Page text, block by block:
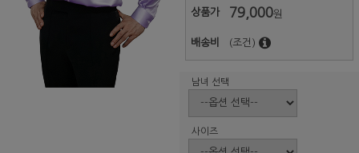
상품가 79,000원
배송비 (조건)
남녀 선택
사이즈